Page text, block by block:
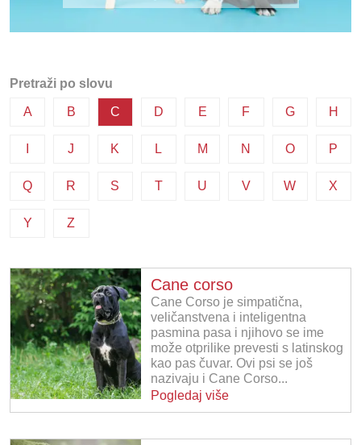
Pretraži po slovu
A B C D E F G H
J K L M N O P
Q R S T U V W X
Y Z
Cane corso
Cane Corso je simpatična,
veličanstvena i inteligentna
pasmina pasa i njihovo se ime
može otprilike prevesti s latinskog
kao pas čuvar. Ovi psi se još
nazivaju i Cane Corso...
Pogledaj više